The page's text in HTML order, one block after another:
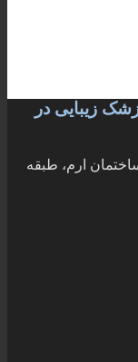
زیبایی در
ارم، طبقه